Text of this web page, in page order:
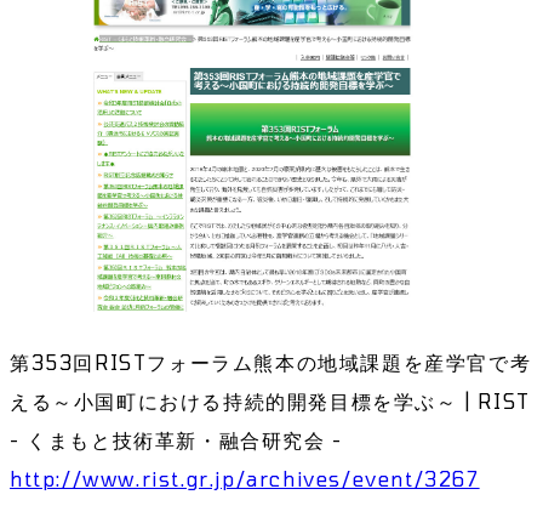
第353回RISTフォーラム熊本の地域課題を産学官で考
える～小国町における持続的開発目標を学ぶ～ | RIST
- くまもと技術革新・融合研究会 -
http://www.rist.gr.jp/archives/event/3267